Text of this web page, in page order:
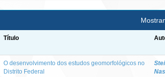
Título
O desenvolvimento dos estudos geomorfológicos no
Distrito Federal